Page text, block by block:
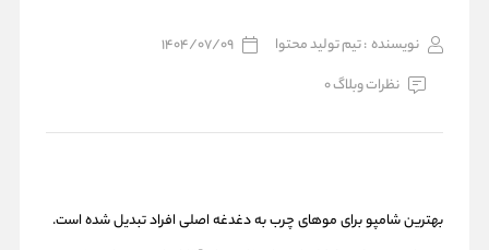
نویسنده : تیم تولید محتوا
1404/07/09
نظرات وبلاگ 0
بهترین شامپو برای موهای چرب به دغدغه اصلی افراد تبدیل شده است.